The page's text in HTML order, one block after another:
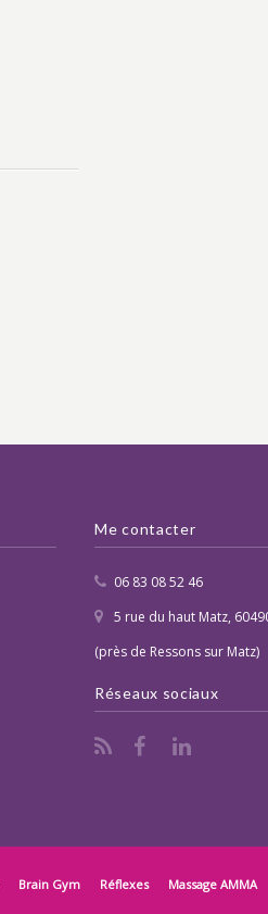
Me contacter
06 83 08 52 46
5 rue du haut Matz,
(près de Ressons sur Matz)
Réseaux sociaux
Brain Gym Réflexes Massage AMMA